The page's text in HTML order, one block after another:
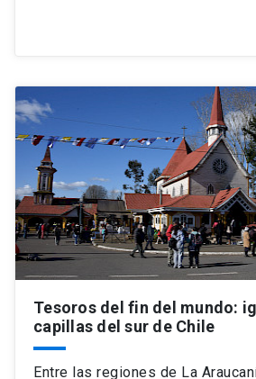
Tesoros del fin del mundo:
capillas del sur de Chile
Entre las regiones de La